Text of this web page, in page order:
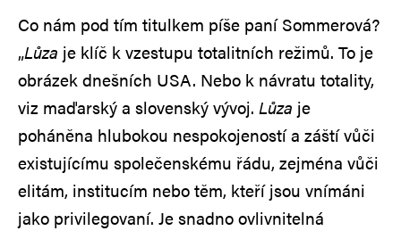
Co nám pod tím titulkem píše paní Sommerová?
„Lůza je klíč k vzestupu totalitních režimů. To je
obrázek dnešních USA. Nebo k návratu totality,
viz maďarský a slovenský vývoj. Lůza je
poháněna hlubokou nespokojeností a záští vůči
existujícímu společenskému řádu, zejména vůči
elitám, institucím nebo těm, kteří jsou vnímáni
jako privilegovaní. Je snadno ovlivnitelná